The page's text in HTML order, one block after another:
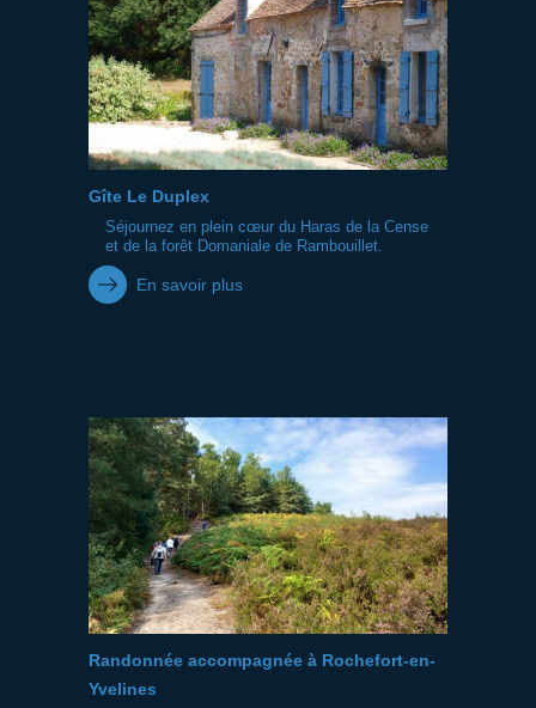
Gîte Le Duplex
Séjournez en plein cœur du Haras de la Cense
et de la forêt Domaniale de Rambouillet.
En savoir plus
Randonnée accompagnée à Rochefort-en-
Yvelines